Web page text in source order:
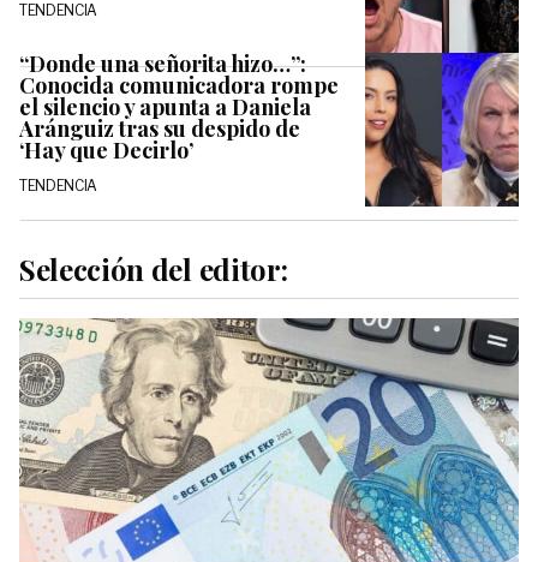
TENDENCIA
“Donde una señorita hizo…”:
Conocida comunicadora rompe
el silencio y apunta a Daniela
Aránguiz tras su despido de
‘Hay que Decirlo’
TENDENCIA
Selección del editor: